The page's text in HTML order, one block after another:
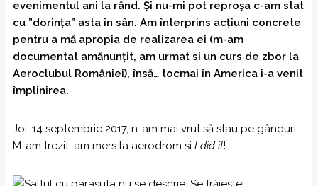
evenimentul ani la rând. Și nu-mi pot reproșa c-am stat
cu ”dorința” asta în sân. Am înterprins acțiuni concrete
pentru a mă apropia de realizarea ei (m-am
documentat amănunțit, am urmat si un curs de zbor la
Aeroclubul României), însă… tocmai în America i-a venit
împlinirea.
Joi, 14 septembrie 2017, n-am mai vrut să stau pe gânduri.
M-am trezit, am mers la aerodrom și I did it!